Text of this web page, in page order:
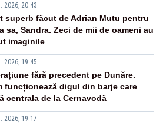
2026, 20:43
superb făcut de Adrian Mutu pentru
sa, Sandra. Zeci de mii de oameni au
imaginile
2026, 19:45
fără precedent pe Dunăre.
funcționează digul din barje care
centrala de la Cernavodă
2026, 19:17